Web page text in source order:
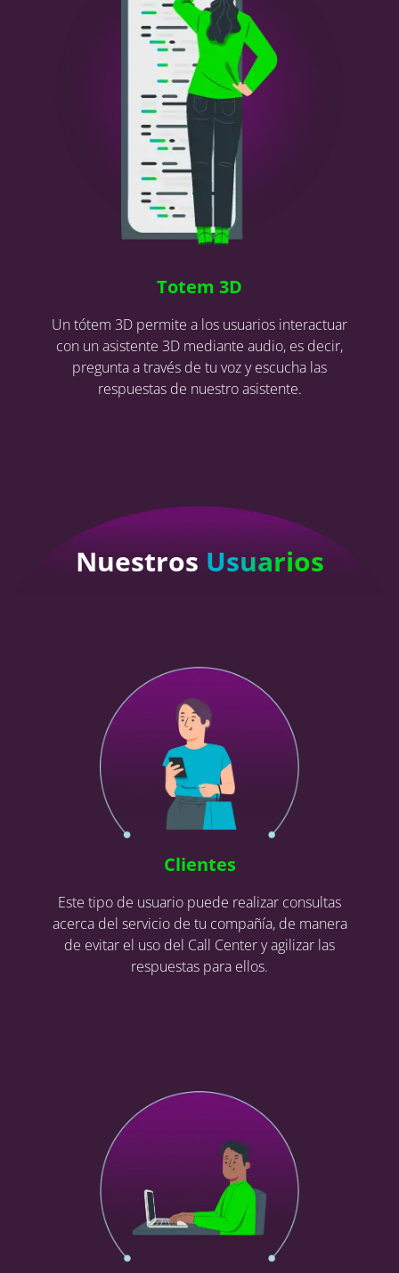
Totem 3D
Un tótem 3D permite a los usuarios interactuar
con un asistente 3D mediante audio, es decir,
pregunta a través de tu voz y escucha las
respuestas de nuestro asistente.
Nuestros Usuarios
Clientes
Este tipo de usuario puede realizar consultas
acerca del servicio de tu compañía, de manera
de evitar el uso del Call Center y agilizar las
respuestas para ellos.